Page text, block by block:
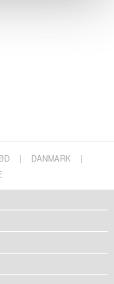
| DANMARK
|